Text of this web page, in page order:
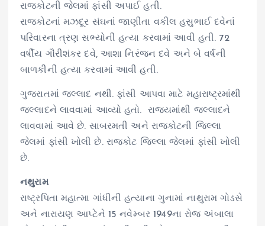
રાજકોટની જેલમાં ફાંસી અપાઈ હતી.
રાજકોટનાં મઝદૂર સંઘનાં જાણીતા વકીલ હસુભાઈ દવેનાં
પરિવારના ત્રણ સભ્યોની હત્યા કરવામાં આવી હતી. 72
વર્ષીય ગૌરીશંકર દવે, આશા નિરંજન દવે અને બે વર્ષની
બાળકીની હત્યા કરવામાં આવી હતી.
ગુજરાતમાં જલ્લાદ નથી. ફાંસી આપવા માટે મહારાષ્ટ્રમાંથી
જલ્લાદને લાવવામાં આવ્યો હતો. રાજ્યમાંથી જલ્લાદને
લાવવામાં આવે છે. સાબરમતી અને રાજકોટની જિલ્લા
જેલમાં ફાંસી ખોલી છે. રાજકોટ જિલ્લા જેલમાં ફાંસી ખોલી
છે.
નથુરામ
રાષ્ટ્રપિતા મહાત્મા ગાંધીની હત્યાના ગુનામાં નાથુરામ ગોડસે
અને નારાયણ આપ્ટેને 15 નવેમ્બર 1949ના રોજ અંબાલા